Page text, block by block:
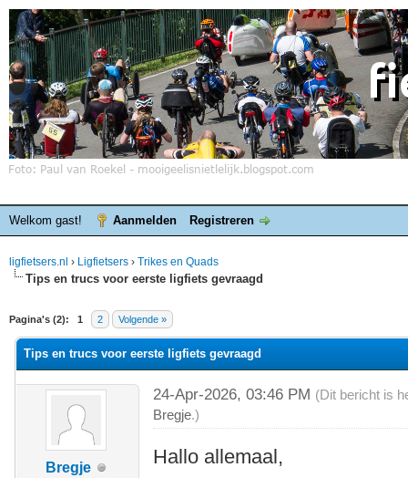
Welkom gast! Aanmelden Registreren
ligfietsers.nl › Ligfietsers › Trikes en Quads
Tips en trucs voor eerste ligfiets gevraagd
Pagina's (2): 1 2 Volgende »
waardering is 0
Tips en trucs voor eerste ligfiets gevraagd
Bregje
24-Apr-2026, 03:46 PM (Dit bericht is
Bregje.)
Hallo allemaal,